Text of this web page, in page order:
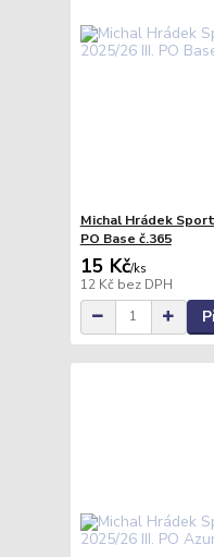
Michal Hrádek
PO Base č.365
15 Kč/ks
12 Kč bez DPH